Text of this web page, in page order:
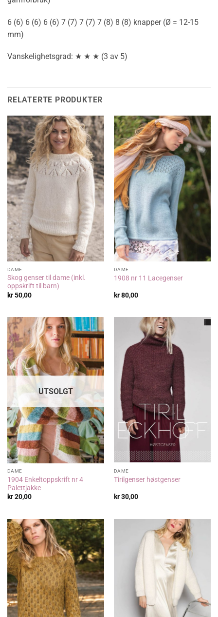
6 (6) 6 (6) 6 (6) 7 (7) 7 (7) 7 (8) 8 (8) knapper (Ø = 12-15
mm)
Vanskelighetsgrad: ★ ★ ★ (3 av 5)
RELATERTE PRODUKTER
DAME
Skog genser til dame (inkl.
oppskrift til barn)
kr50,00
DAME
1908 nr 11 Lacegenser
kr80,00
UTSOLGT
DAME
1904 Enkeltoppskrift nr 4
Palettjakke
kr20,00
DAME
Tirilgenser høstgenser
kr30,00